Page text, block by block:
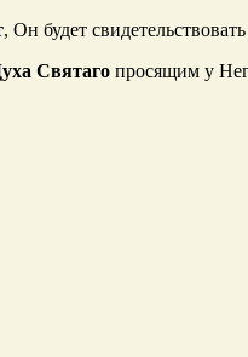
, Он будет
Святаго просящим у